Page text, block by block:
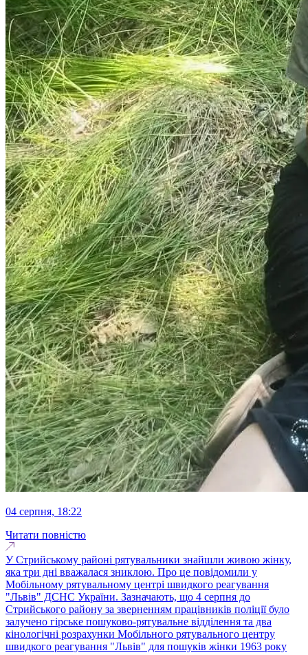
04 серпня, 18:22
Читати повністю
У Стрийському районі рятувальники знайшли живою жінку,
яка три дні вважалася зниклою. Про це повідомили у
Мобільному рятувальному центрі швидкого реагування
"Львів" ДСНС України. Зазначають, що 4 серпня до
Стрийського району за зверненням працівників поліції було
залучено гірське пошуково-рятувальне відділення та два
кінологічні розрахунки Мобільного рятувального центру
швидкого реагування "Львів" для пошуків жінки 1963 року